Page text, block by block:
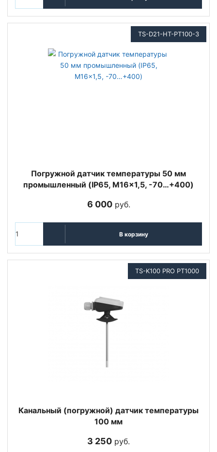
TS-D21-HT-PT100-3
Погружной датчик температуры 50 мм
промышленный (IP65, M16x1,5, -70…+400)
6 000руб.
В корзину
TS-K100 PRO PT1000
Канальный (погружной) датчик температуры
100 мм
3 250 руб.